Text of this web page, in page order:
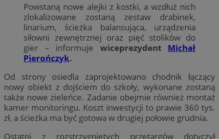
Powstaną nowe alejki z kostki, a wzdłuż nich
zlokalizowane zostaną zestaw drabinek,
linarium, ścieżka balansująca, urządzenia
siłowni zewnętrznej oraz pięć stolików do
gier – informuje wiceprezydent Michał
Pierończyk.
Od strony osiedla zaprojektowano chodnik łączący
nowy obiekt z dojściem do szkoły, wykonane zostaną
także nowe zieleńce. Zadanie obejmie również montaż
kamer monitoringu. Koszt inwestycji to prawie 360 tys.
zł, a ścieżka ma być gotowa w drugiej połowie grudnia.
Ostatni z rozstrzygniętych przetargów dotyczył